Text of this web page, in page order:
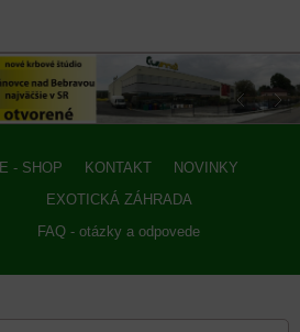
E - SHOP KONTAKT
NOVINKY
EXOTICKÁ ZÁHRADA
FAQ - otázky a odpovede